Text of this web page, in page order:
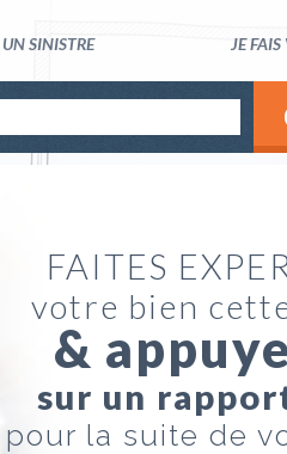
UN SINISTRE JE
FAITES
votre bien
&
sur un
pour la suite de